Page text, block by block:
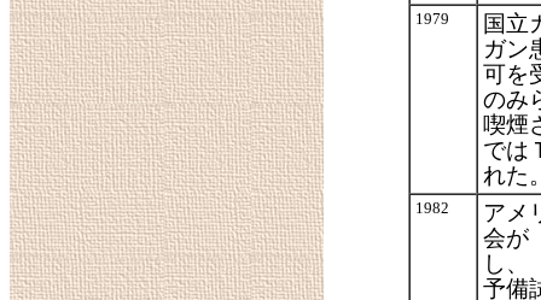
1979
国立
ガン
可を
のみ
喫煙
では
れた
1982
アメ
会が
し、
予備